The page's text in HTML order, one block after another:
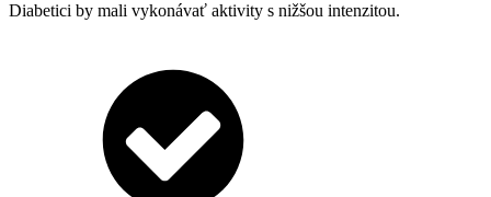
Diabetici by mali vykonávať aktivity s nižšou intenzitou.